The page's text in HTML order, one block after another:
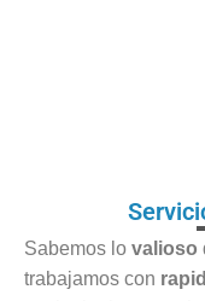
Sabemos lo valioso
trabajamos con